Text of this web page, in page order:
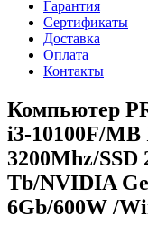
Гарантия
Сертификаты
Доставка
Оплата
Контакты
Компьютер
i3-10100F/
3200Mhz/
Tb/NVIDIA
6Gb/600W /